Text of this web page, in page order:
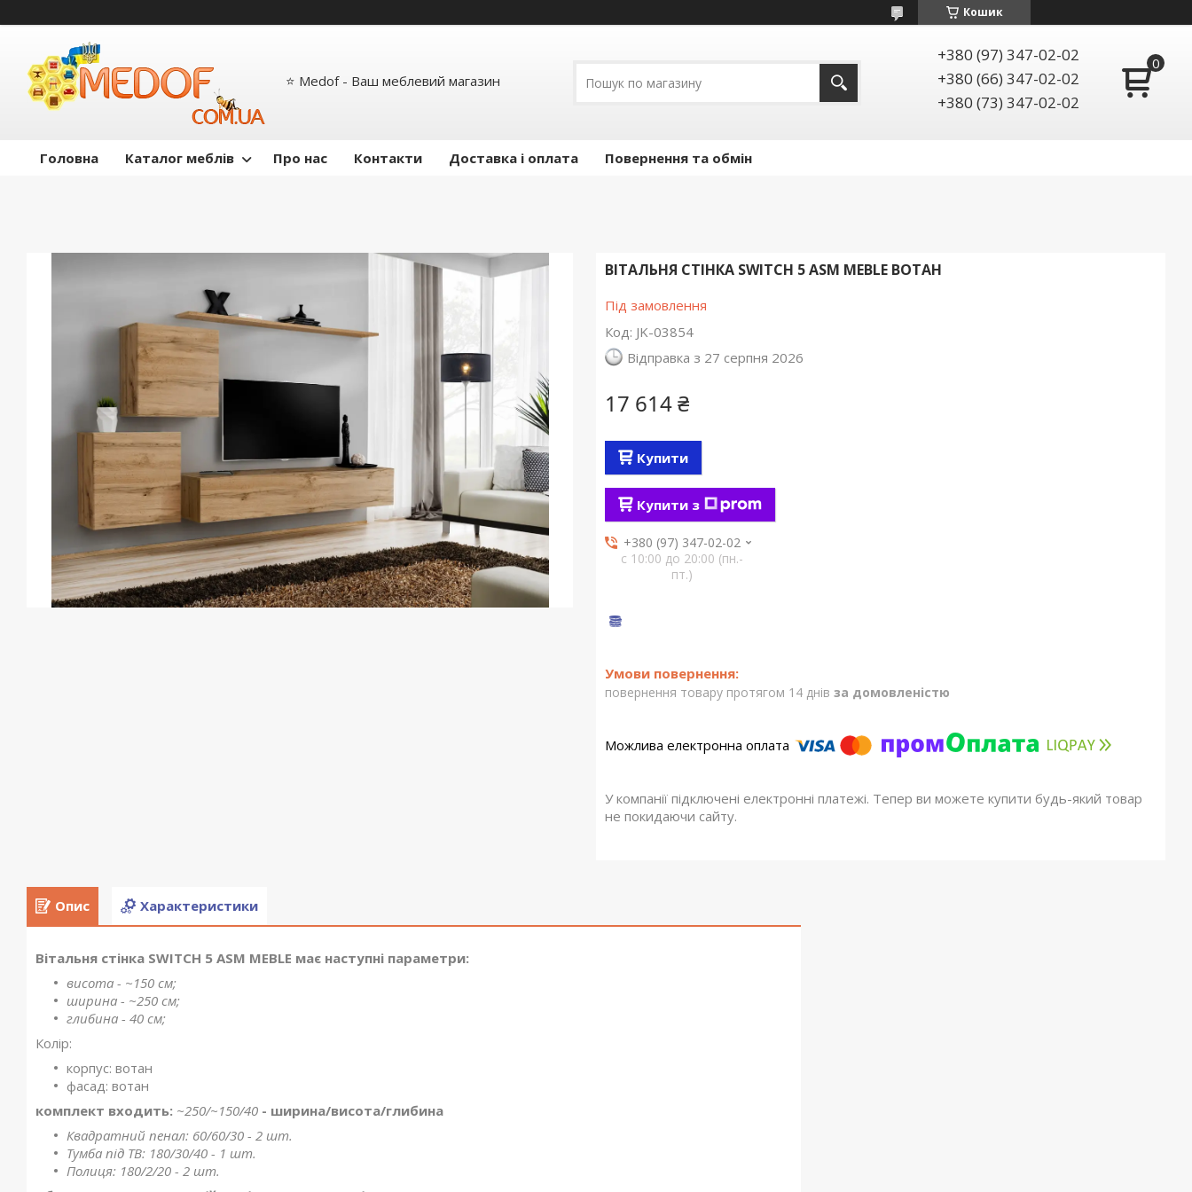
Кошик
⭐ Medof - Ваш меблевий магазин
+380 (97) 347-02-02
+380 (66) 347-02-02
+380 (73) 347-02-02
Головна Каталог меблів Про нас Контакти Доставка і оплата Повернення та обмін
ВІТАЛЬНЯ СТІНКА SWITCH 5 ASM MEBLE ВОТАН
Під замовлення
Код: JK-03854
Відправка з 27 серпня 2026
17 614 ₴
Купити
Купити з
+380 (97) 347-02-02
с 10:00 до 20:00 (пн.-
пт.)
повернення товару протягом 14 днів за домовленістю
У компанії підключені електронні платежі. Тепер ви можете купити будь-який товар
не покидаючи сайту.
Опис Характеристики
Вітальня стінка SWITCH 5 ASM MEBLE має наступні параметри:
висота - ~150 см;
ширина - ~250 см;
глибина - 40 см;
Колір:
корпус: вотан
фасад: вотан
комплект входить: ~250/~150/40 - ширина/висота/глибина
Квадратний пенал: 60/60/30 - 2 шт.
Тумба під ТВ: 180/30/40 - 1 шт.
Полиця: 180/2/20 - 2 шт.